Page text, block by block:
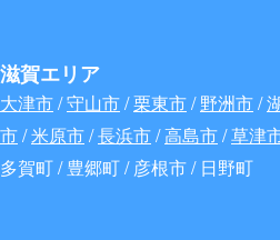
滋賀エリア
大津市/守山市/栗東市/野洲市/
市/米原市/長浜市/高島市/草津
多賀町 / 豊郷町 / 彦根市 / 日野町